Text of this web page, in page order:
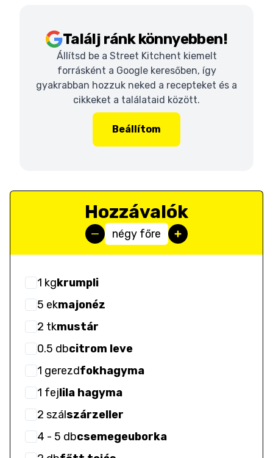
Találj ránk könnyebben!
Állítsd be a Street Kitchent kiemelt
forrásként a Google keresőben, így
gyakrabban hozzuk neked a recepteket és a
cikkeket a találataid között.
Beállítom
Hozzávalók
négy főre
1 kgkrumpli
5 ekmajonéz
2 tkmustár
0.5 dbcitrom leve
1 gerezdfokhagyma
1 fejlila hagyma
2 szálszárzeller
4 - 5 dbcsemegeuborka